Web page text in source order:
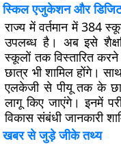
स्किल एजुकेशन और डिजिटल
राज्य में वर्तमान में 384
उपलब्ध है। अब इसे
स्कूलों तक विस्तारित
छात्र भी शामिल होंगे।
एलकेजी से पीयू तक के
लागू किए जाएंगे। इनमें
विकास संबंधी जानकारी
खबर से जुड़े जीके तथ्य